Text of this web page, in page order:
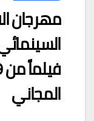
مهرجان
المجاني